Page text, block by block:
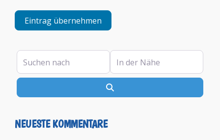
Eintrag übernehmen
Suchen nach In der Nähe
NEUESTE KOMMENTARE